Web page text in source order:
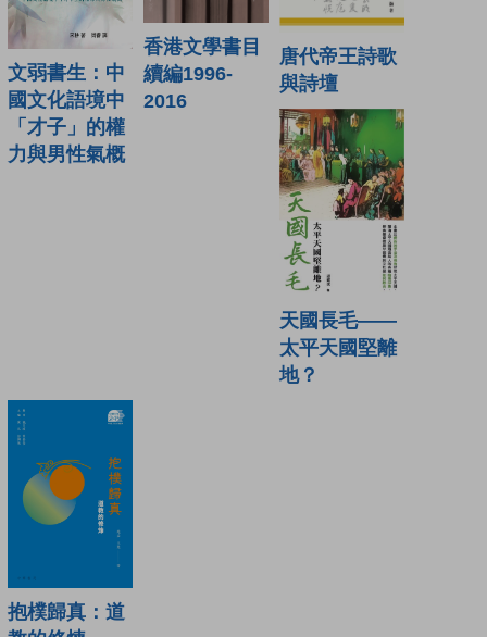
文弱書生：中
國文化語境中
「才子」的權
力與男性氣概
香港文學書目
續編1996-
2016
唐代帝王詩歌
與詩壇
天國長毛——
太平天國堅離
地？
抱樸歸真：道